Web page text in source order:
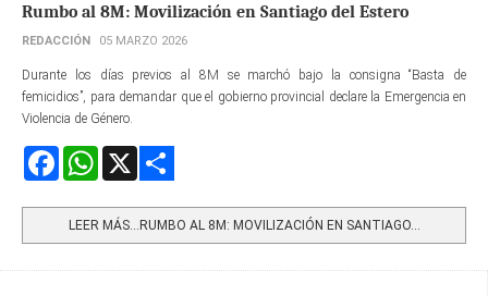
Rumbo al 8M: Movilización en Santiago del Estero
REDACCIÓN 05 MARZO 2026
Durante los días previos al 8M se marchó bajo la consigna “Basta de
femicidios”, para demandar que el gobierno provincial declare la Emergencia en
Violencia de Género.
FacebookWhatsApp
LEER MÁS…RUMBO AL 8M: MOVILIZACIÓN EN SANTIAGO...